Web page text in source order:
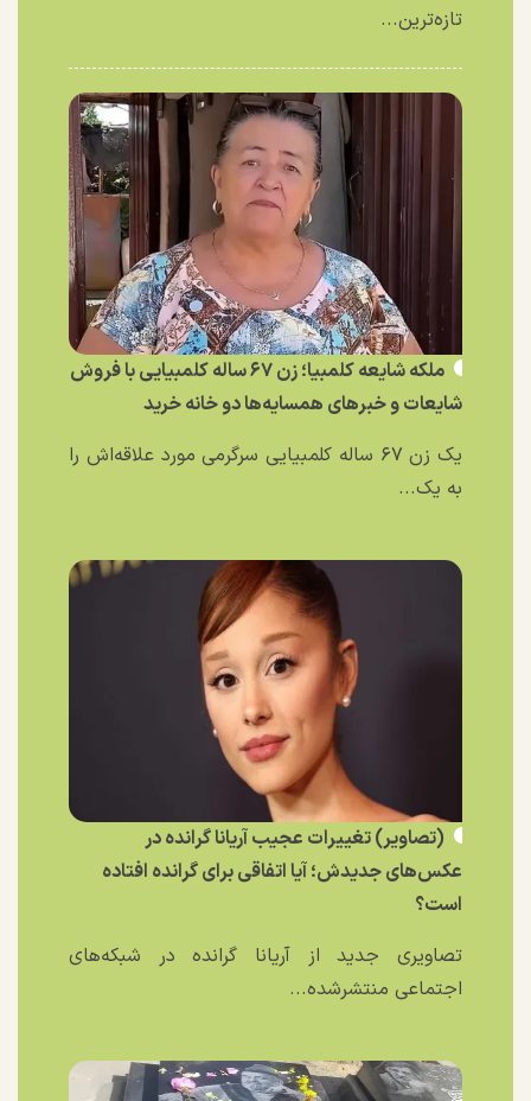
تازه‌ترین...
ملکه شایعه کلمبیا؛ زن ۶۷ ساله کلمبیایی با فروش
شایعات و خبر‌های همسایه‌ها دو خانه خرید
یک زن ۶۷ ساله کلمبیایی سرگرمی مورد علاقه‌اش را
به یک...
(تصاویر) تغییرات عجیب آریانا گرانده در
عکس‌های جدیدش؛ آیا اتفاقی برای گرانده افتاده
است؟
تصاویری جدید از آریانا گرانده در شبکه‌های
اجتماعی منتشرشده...